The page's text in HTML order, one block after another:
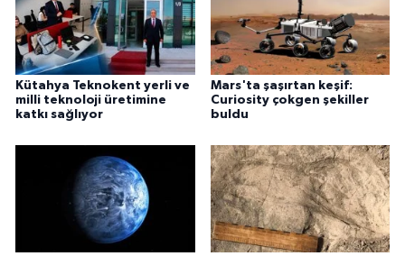
Kütahya Teknokent yerli ve
milli teknoloji üretimine
katkı sağlıyor
Mars'ta şaşırtan keşif:
Curiosity çokgen şekiller
buldu